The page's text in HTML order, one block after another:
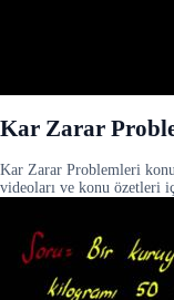
Kar Zarar
Kar Zarar Problemleri
videoları ve konu özetleri